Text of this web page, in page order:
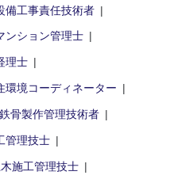
備工事責任技術者
ンション管理士
理士
環境コーディネーター
鉄骨製作管理技術者
管理技士
施工管理技士